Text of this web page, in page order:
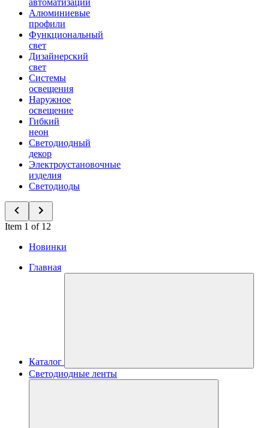
автоматизации
Алюминиевые
профили
Функциональный
свет
Дизайнерский
свет
Системы
освещения
Наружное
освещение
Гибкий
неон
Светодиодный
декор
Электроустановочные
изделия
Светодиоды
Item 1 of 12
Новинки
Главная
Каталог
Светодиодные ленты